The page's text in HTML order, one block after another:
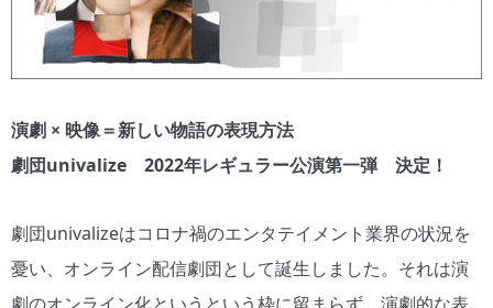
演劇 × 映像＝新しい物語の表現方法
劇団univalize 2022年レギュラー公演第一弾 決定！
劇団univalizeはコロナ禍のエンタテイメント業界の状況を
憂い、オンライン配信劇団として誕生しました。それは演